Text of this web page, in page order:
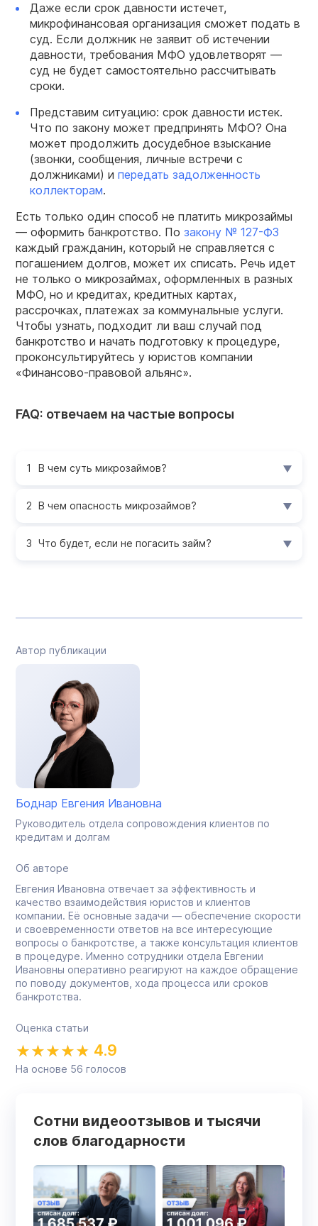
Даже если срок давности истечет,
микрофинансовая организация сможет подать в
суд. Если должник не заявит об истечении
давности, требования МФО удовлетворят —
суд не будет самостоятельно рассчитывать
сроки.
Представим ситуацию: срок давности истек.
Что по закону может предпринять МФО? Она
может продолжить досудебное взыскание
(звонки, сообщения, личные встречи с
должниками) и передать задолженность
коллекторам.
Есть только один способ не платить микрозаймы
— оформить банкротство. По закону № 127-ФЗ
каждый гражданин, который не справляется с
погашением долгов, может их списать. Речь идет
не только о микрозаймах, оформленных в разных
МФО, но и кредитах, кредитных картах,
рассрочках, платежах за коммунальные услуги.
Чтобы узнать, подходит ли ваш случай под
банкротство и начать подготовку к процедуре,
проконсультируйтесь у юристов компании
«Финансово-правовой альянс».
FAQ: отвечаем на частые вопросы
В чем суть микрозаймов?
В чем опасность микрозаймов?
Что будет, если не погасить займ?
Автор публикации
Боднар Евгения Ивановна
Руководитель отдела сопровождения клиентов по
кредитам и долгам
Об авторе
Евгения Ивановна отвечает за эффективность и
качество взаимодействия юристов и клиентов
компании. Её основные задачи — обеспечение скорости
и своевременности ответов на все интересующие
вопросы о банкротстве, а также консультация клиентов
в процедуре. Именно сотрудники отдела Евгении
Ивановны оперативно реагируют на каждое обращение
по поводу документов, хода процесса или сроков
банкротства.
Оценка статьи
4.9
На основе 56 голосов
Сотни видеоотзывов и тысячи
слов благодарности